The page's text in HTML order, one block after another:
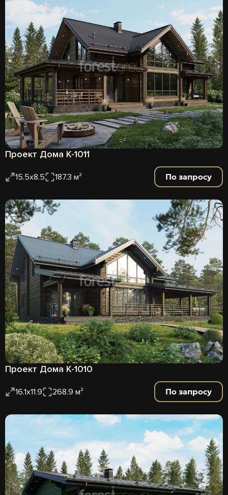
Проект Дома К-1011
15.5x8.5 187.3 м² По запросу
Проект Дома К-1010
16.1x11.9 268.9 м² По запросу